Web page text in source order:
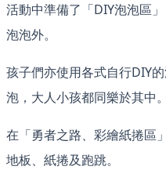
活動中準備了「DIY泡泡區
泡泡外。
孩子們亦使用各式自行DIY
泡，大人小孩都同樂於其中。
在「勇者之路、彩繪紙捲區
地板、紙捲及跑跳。